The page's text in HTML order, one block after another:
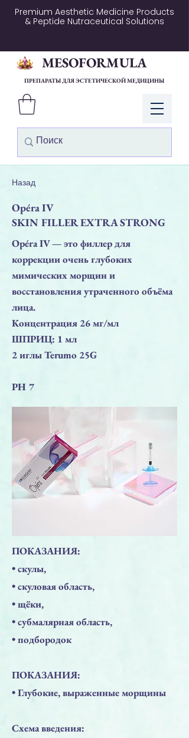
Premium Aesthetic Medicine Products
& Peptide Nutraceutical Solutions
Войти
MESOFORMULA
ПРЕПАРАТЫ ДЛЯ ЭСТЕТИЧЕСКОЙ МЕДИЦИНЫ
Opéra IV
SKIN FILLER EXTRA STRONG
Opéra IV — это филлер для
коррекции очень глубоких
мимических морщин и
восстановления утраченного объёма
лица.
Концентрация 26 мг/мл
ШПРИЦ: 1 мл
2 иглы Terumo 25G
PH 7
ПОКАЗАНИЯ:
• скулы,
• скуловая область,
• щёки,
• субмалярная область,
• подбородок
ПОКАЗАНИЯ:
• Глубокие, выраженные морщины
Схема введения:
Назад